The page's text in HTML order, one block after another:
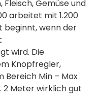
Gemüse und
arbeitet mit 1.200
beginnt, wenn der
wird. Die
Knopfregler,
Min – Max
2 Meter wirklich gut